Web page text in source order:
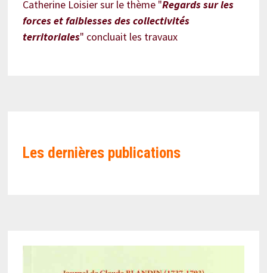
Catherine Loisier sur le thème "Regards sur les
forces et faiblesses des collectivités
territoriales" concluait les travaux
Les dernières publications